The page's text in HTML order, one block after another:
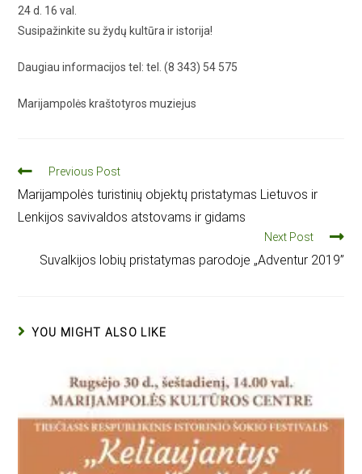
24 d. 16 val.
Susipažinkite su žydų kultūra ir istorija!
Daugiau informacijos tel: tel. (8 343) 54 575
Marijampolės kraštotyros muziejus
Previous Post
Marijampolės turistinių objektų pristatymas Lietuvos ir
Lenkijos savivaldos atstovams ir gidams
Next Post
Suvalkijos lobių pristatymas parodoje „Adventur 2019”
YOU MIGHT ALSO LIKE